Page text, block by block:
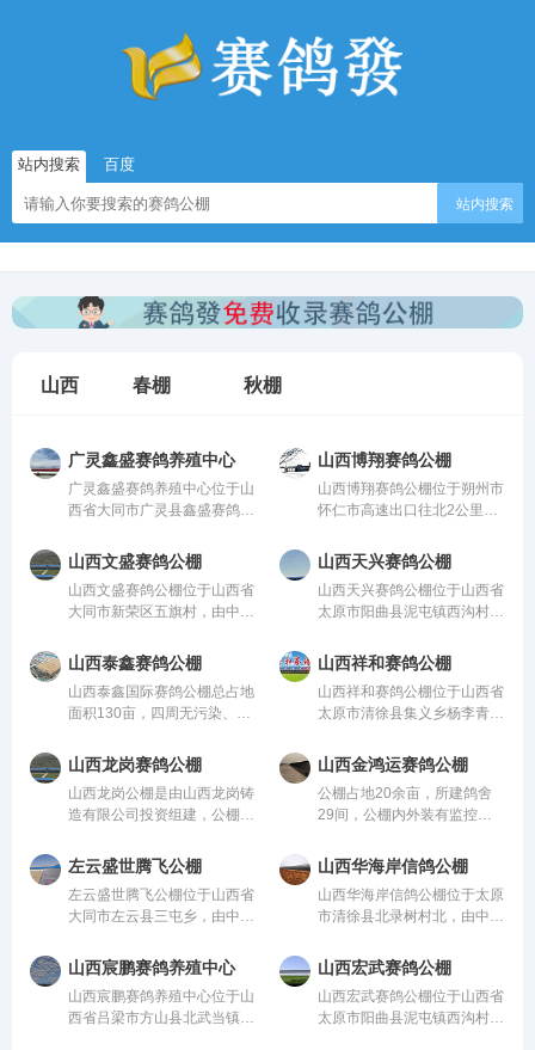
站内搜索 百度
站内搜索
山西 春棚 秋棚
广灵鑫盛赛鸽养殖中心
广灵鑫盛赛鸽养殖中心位于山
西省大同市广灵县鑫盛赛鸽养
管。该公棚以国际、国内先
进、科学合理的设计方案进行
建设，采用一体化钢架结构，
公棚长200米，宽2
山西博翔赛鸽公棚
山西博翔赛鸽公棚位于朔州市
怀仁市高速出口往北2公里
利，公棚四周地势平坦，无高
压电线以及高大建筑物，远离
闹市，环境优美、视野开阔，
为赛鸽创造了绝佳的栖
山西文盛赛鸽公棚
山西文盛赛鸽公棚位于山西省
大同市新荣区五旗村，由中国
际、国内先进、科学合理的设
计方案进行建设，采用一体化
钢架结构，公棚长20
山西天兴赛鸽公棚
山西天兴赛鸽公棚位于山西省
太原市阳曲县泥屯镇西沟村，
以国际、国内先进、科学合理
的设计方案进行建设，采用一
体化钢架结构，公棚长200
米，宽28米，高15
山西泰鑫赛鸽公棚
山西泰鑫国际赛鸽公棚总占地
面积130亩，四周无污染、无
设施，远离市区，空旷幽静。
主棚坐北朝南，建筑面积
5500平方米，采用国内最先
进的设计理念、选材精
山西祥和赛鸽公棚
山西祥和赛鸽公棚位于山西省
太原市清徐县集义乡杨李青
公棚以国际、国内先进、科学
合理的设计方案进行建设，采
用一体化钢架结构
山西龙岗赛鸽公棚
山西龙岗公棚是由山西龙岗铸
造有限公司投资组建，公棚占
总面积约1600平米，采用架
空双层砖混结构，按照中鸽协
要求每平米6羽计算可容纳近
万羽赛鸽。公棚特聘
山西金鸿运赛鸽公棚
公棚占地20余亩，所建鸽舍
29间，公棚内外装有监控防
料库、隔离棚等设施齐全，并
聘有多年经验的教练员和饲养
工作人员，该公棚使用科汇电
子扫描系统，完整的科
左云盛世腾飞公棚
左云盛世腾飞公棚位于山西省
大同市左云县三屯乡，由中国
际、国内先进、科学合理的设
计方案进行建设，采用一体化
钢架结构，公棚长200米，宽
28米，高15米，可容
山西华海岸信鸽公棚
山西华海岸信鸽公棚位于太原
市清徐县北录树村北，由中国
际、国内先进、科学合理的设
计方案进行建设，采用一体化
钢架结构，公棚长200米，宽
28米，高15米，可容
山西宸鹏赛鸽养殖中心
山西宸鹏赛鸽养殖中心位于山
西省吕梁市方山县北武当镇下
山西宏武赛鸽公棚
山西宏武赛鸽公棚位于山西省
太原市阳曲县泥屯镇西沟村，